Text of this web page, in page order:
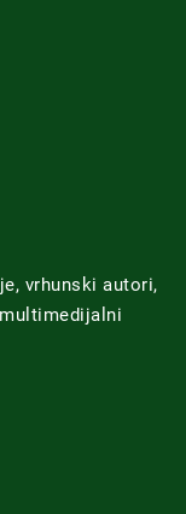
vrhunski autori,